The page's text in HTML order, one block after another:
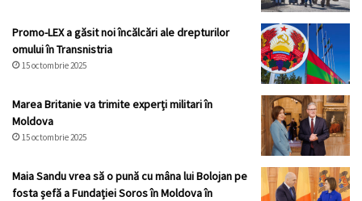
Promo-LEX a găsit noi încălcări ale drepturilor
omului în Transnistria
15 octombrie 2025
Marea Britanie va trimite experți militari în
Moldova
15 octombrie 2025
Maia Sandu vrea să o pună cu mâna lui Bolojan pe
fosta șefă a Fundației Soros în Moldova în